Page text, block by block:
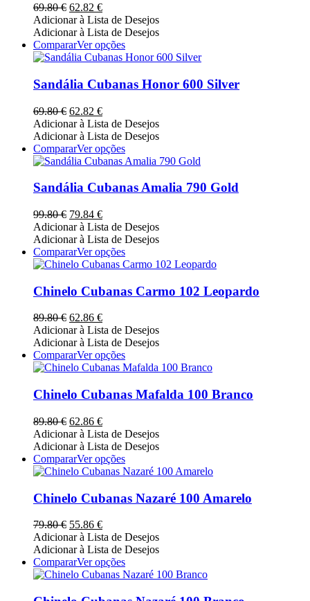
options
may
be
chosen
on
product
69.80€ O
preço
original
era:
69.80 €.
62.82 €O
preço
atual
é:
62.82 €.
Adicionar à Lista de Desejos
Adicionar à Lista de Desejos
CompararVer opçõesThis
product
multiple
variants.
options
may
be
chosen
on
product
Sandália Cubanas Honor 600 Silver
69.80€ O
preço
original
era:
69.80 €.
62.82 €O
preço
atual
é:
62.82 €.
Adicionar à Lista de Desejos
Adicionar à Lista de Desejos
CompararVer opçõesThis
product
multiple
options
may
be
chosen
on
the
product
Sandália Cubanas Amalia 790 Gold
99.80€ O
preço
original
era:
99.80 €.
79.84 €O
preço
atual
é:
79.84 €.
Adicionar à Lista de Desejos
Adicionar à Lista de Desejos
CompararVer opçõesThis
product
multiple
variants.
options
may
be
chosen
on
the
product
Chinelo Cubanas Carmo 102 Leopardo
89.80€ O
preço
original
era:
89.80 €.
62.86 €O
preço
atual
é:
62.86 €.
Adicionar à Lista de Desejos
Adicionar à Lista de Desejos
CompararVer opçõesThis
product
multiple
options
may
be
chosen
on
the
product
Chinelo Cubanas Mafalda 100 Branco
89.80€ O
preço
original
era:
89.80 €.
62.86 €O
preço
atual
é:
62.86 €.
Adicionar à Lista de Desejos
Adicionar à Lista de Desejos
CompararVer opçõesThis
product
multiple
variants.
options
may
be
chosen
on
the
Chinelo Cubanas Nazaré 100 Amarelo
79.80€ O
preço
original
era:
79.80 €.
55.86 €O
preço
atual
é:
55.86 €.
Adicionar à Lista de Desejos
Adicionar à Lista de Desejos
CompararVer opçõesThis
product